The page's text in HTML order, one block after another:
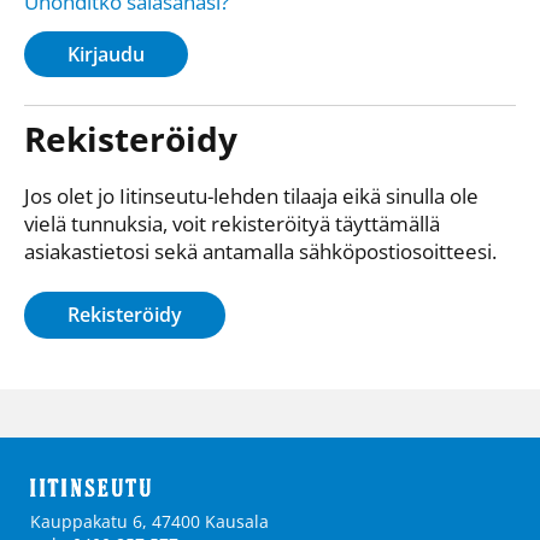
Kirjaudu
Rekisteröidy
Jos olet jo Iitinseutu-lehden tilaaja eikä sinulla ole
vielä tunnuksia, voit rekisteröityä täyttämällä
asiakastietosi sekä antamalla sähkö­posti­osoitteesi.
Rekisteröidy
Kauppakatu 6, 47400 Kausala